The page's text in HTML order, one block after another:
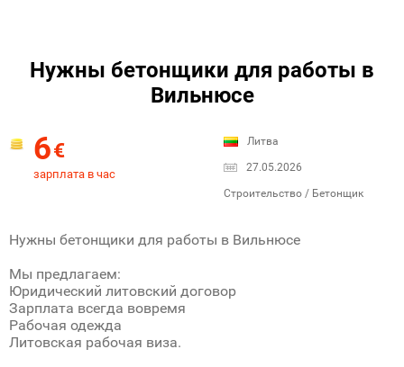
Нужны бетонщики для работы в
Вильнюсе
6€
зарплата в час
Литва
27.05.2026
Строительство / Бетонщик
Нужны бетонщики для работы в Вильнюсе
Мы предлагаем:
Юридический литовский договор
Зарплата всегда вовремя
Рабочая одежда
Литовская рабочая виза.